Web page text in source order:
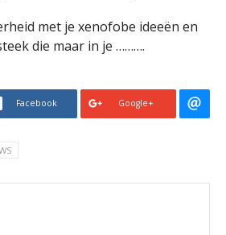
met je xenofobe ideeën en
die maar in je ……….
Facebook Google+